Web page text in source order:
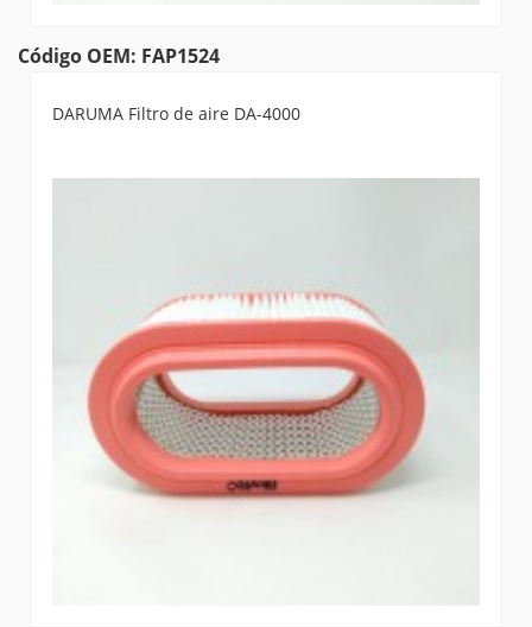
Código OEM: FAP1524
DARUMA Filtro de aire DA-4000